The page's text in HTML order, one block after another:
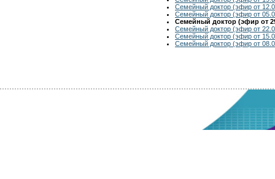
Семейный доктор (эфир от
Семейный доктор (эфир от
Семейный доктор (эфир от
Семейный доктор (эфир от
Семейный доктор (эфир от
Семейный доктор (эфир от